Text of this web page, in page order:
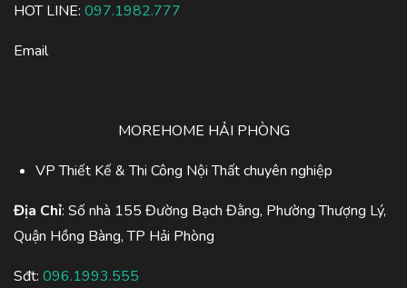
HOT LINE: 097.1982.777
Email
MOREHOME HẢI PHÒNG
VP Thiết Kế & Thi Công Nội Thất chuyên nghiệp
Địa Chỉ: Số nhà 155 Đường Bạch Đằng, Phường Thượng Lý,
Quận Hồng Bàng, TP Hải Phòng
Sđt: 096.1993.555